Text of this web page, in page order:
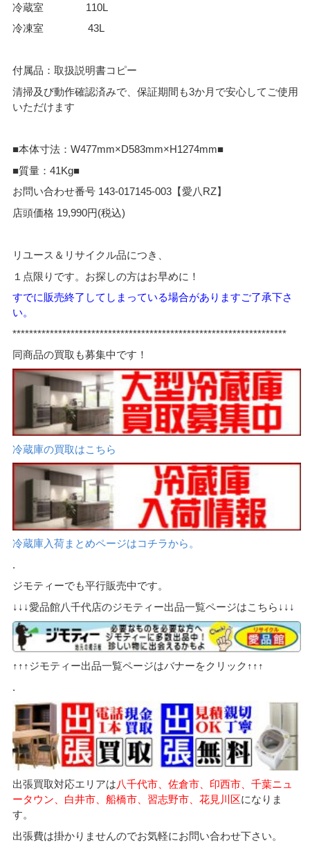
冷蔵室 110L
冷凍室 43L
付属品：取扱説明書コピー
清掃及び動作確認済みで、保証期間も3か月で安心してご使用
いただけます
■本体寸法：W477mm×D583mm×H1274mm■
■質量：41Kg■
お問い合わせ番号 143-017145-003【愛八RZ】
店頭価格 19,990円(税込)
リユース＆リサイクル品につき、
１点限りです。お探しの方はお早めに！
すでに販売終了してしまっている場合がありますご了承下さ
い。
******************************************************************
同商品の買取も募集中です！
冷蔵庫の買取はこちら
冷蔵庫入荷まとめページはコチラから。
.
ジモティーでも平行販売中です。
↓↓↓愛品館八千代店のジモティー出品一覧ページはこちら↓↓↓
↑↑↑ジモティー出品一覧ページはバナーをクリック↑↑↑
.
出張買取対応エリアは八千代市、佐倉市、印西市、千葉ニュ
ータウン、白井市、船橋市、習志野市、花見川区になりま
す。
出張費は掛かりませんのでお気軽にお問い合わせ下さい。